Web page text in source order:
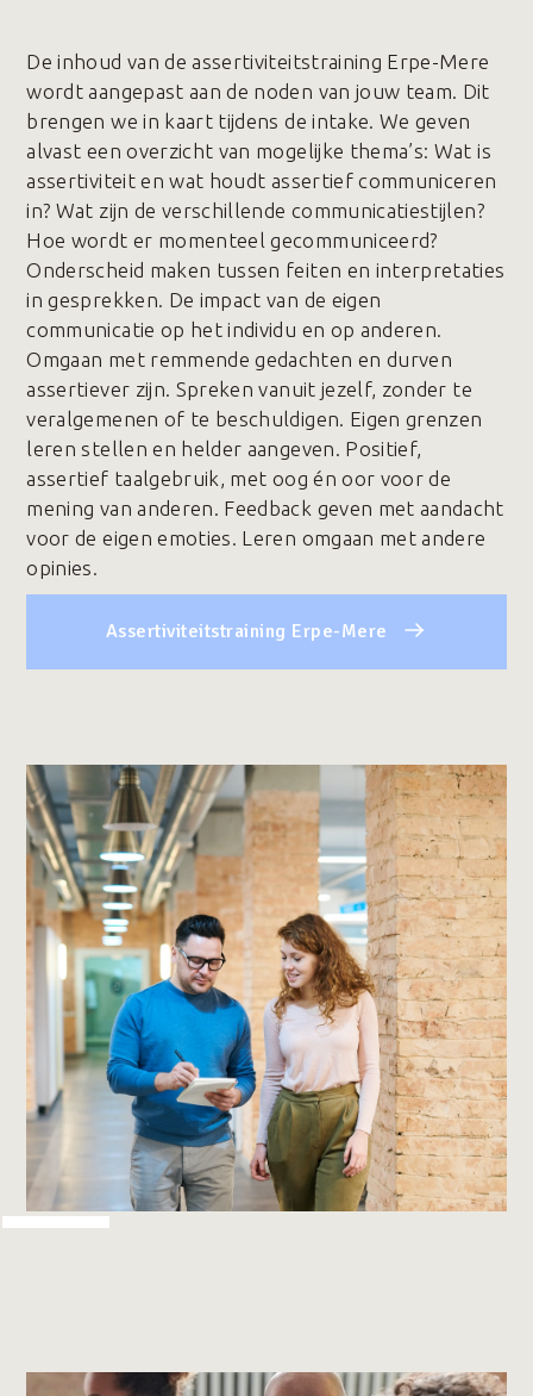
De inhoud van de assertiviteitstraining Erpe-Mere
wordt aangepast aan de noden van jouw team. Dit
brengen we in kaart tijdens de intake. We geven
alvast een overzicht van mogelijke thema’s: Wat is
assertiviteit en wat houdt assertief communiceren
in? Wat zijn de verschillende communicatiestijlen?
Hoe wordt er momenteel gecommuniceerd?
Onderscheid maken tussen feiten en interpretaties
in gesprekken. De impact van de eigen
communicatie op het individu en op anderen.
Omgaan met remmende gedachten en durven
assertiever zijn. Spreken vanuit jezelf, zonder te
veralgemenen of te beschuldigen. Eigen grenzen
leren stellen en helder aangeven. Positief,
assertief taalgebruik, met oog én oor voor de
mening van anderen. Feedback geven met aandacht
voor de eigen emoties. Leren omgaan met andere
opinies.
Assertiviteitstraining Erpe-Mere